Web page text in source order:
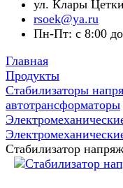
ул. Клары
rsoek@ya.ru
Пн-Пт: с 8:00
Главная
Продукты
Стабилизаторы
автотрансформаторы
Стабилизатор